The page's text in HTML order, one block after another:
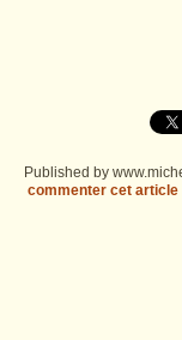
Published by
commenter cet article